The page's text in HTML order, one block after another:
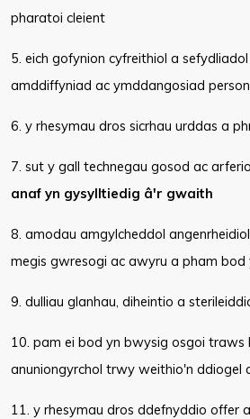
pharatoi cleient
5. eich gofynion cyfreithiol a
amddiffyniad ac ymddangosiad
6. y rhesymau dros sicrhau urddas a
7. sut y gall technegau gosod ac
anaf yn gysylltiedig â'r gwaith
8. amodau amgylcheddol
megis gwresogi ac awyru a pham bod
9. dulliau glanhau, diheintio a
10. pam ei bod yn bwysig osgoi traws
anuniongyrchol trwy weithio'n ddiogel
11. y rhesymau dros ddefnyddio offer